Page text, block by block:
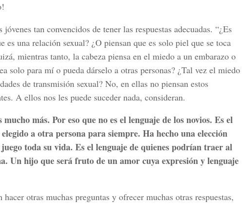
tan convencidos de tener las respuestas adecuadas. “¿Es
es una relación sexual? ¿O piensan que es solo piel que se toca
mientras tanto, la cabeza piensa en el miedo a un embarazo o
solo para mí o pueda dárselo a otras personas? ¿Tal vez el miedo
de transmisión sexual? No, en ellas no piensan estos
A ellos nos les puede suceder nada, consideran.
mucho más. Por eso que no es el lenguaje de los novios. Es el
a otra persona para siempre. Ha hecho una elección
toda su vida. Es el lenguaje de quienes podrían traer al
Un hijo que será fruto de un amor cuya expresión y lenguaje
hacer otras muchas preguntas y ofrecer muchas otras respuestas,